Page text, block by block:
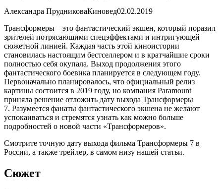
Александра ПрудниковаКиновед02.02.2019
Трансформеры – это фантастический экшен, который поразил
зрителей потрясающими спецэффектами и интригующей
сюжетной линией. Каждая часть этой киноистории
становилась настоящим бестселлером и в кратчайшие сроки
полностью себя окупала. Выход продолжения этого
фантастического боевика планируется в следующем году.
Первоначально планировалось, что официальный релиз
картины состоится в 2019 году, но компания Paramount
приняла решение отложить дату выхода Трансформеры
7. Разумеется фанаты фантастического экшена не желают
успокаиваться и стремятся узнать как можно больше
подробностей о новой части «Трансформеров».
Смотрите точную дату выхода фильма Трансформеры 7 в
России, а также трейлер, в самом низу нашей статьи.
Сюжет